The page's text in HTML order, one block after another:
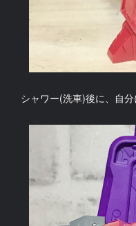
シャワー(洗車)後に、自分